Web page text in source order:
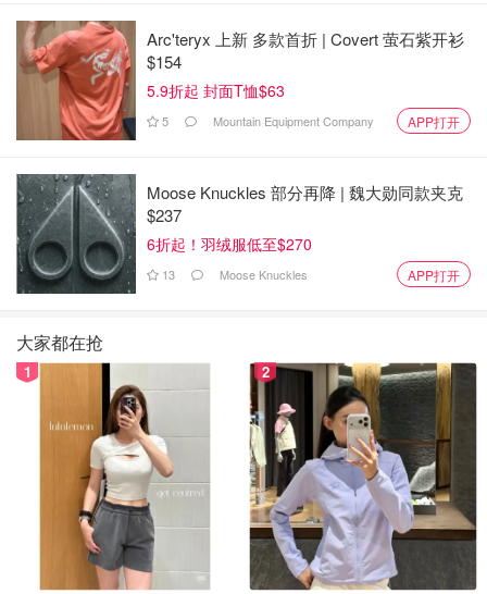
3⃣️防滑安全。
Arc'teryx 上新 多款首折 | Covert 萤石紫开衫
$154
5.9折起 封面T恤$63
5 Mountain Equipment Company APP打开
Moose Knuckles 部分再降 | 魏大勋同款夹克
$237
6折起！羽绒服低至$270
13 Moose Knuckles APP打开
大家都在抢
1 2